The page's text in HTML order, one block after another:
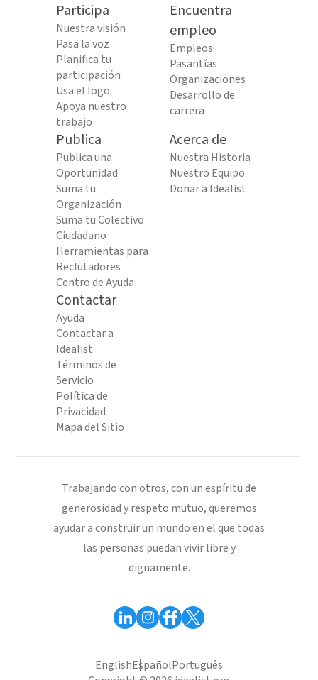
Participa
Nuestra visión
Pasa la voz
Planifica tu
participación
Usa el logo
Apoya nuestro
trabajo
Encuentra
empleo
Empleos
Pasantías
Organizaciones
Desarrollo de
carrera
Publica
Publica una
Oportunidad
Suma tu
Organización
Suma tu Colectivo
Ciudadano
Herramientas para
Reclutadores
Centro de Ayuda
Acerca de
Nuestra Historia
Nuestro Equipo
Donar a Idealist
Contactar
Ayuda
Contactar a
Idealist
Términos de
Servicio
Política de
Privacidad
Mapa del Sitio
Trabajando con otros, con un espíritu de
generosidad y respeto mutuo, queremos
ayudar a construir un mundo en el que todas
las personas puedan vivir libre y
dignamente.
EnglishEspañolPortuguês